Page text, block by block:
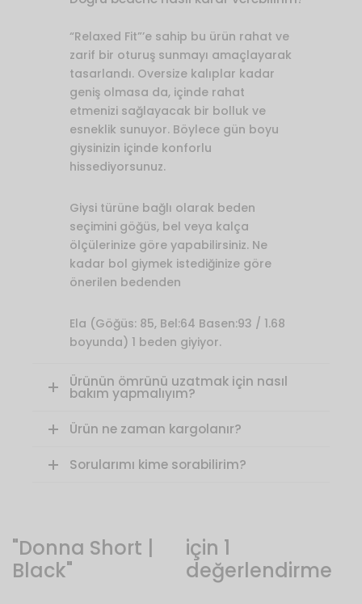
“Relaxed Fit”’e sahip bu ürün rahat ve
zarif bir oturuş sunmayı amaçlayarak
tasarlandı. Oversize kalıplar kadar
geniş olmasa da, içinde rahat
etmenizi sağlayacak bir bolluk ve
esneklik sunuyor. Böylece gün boyu
giysinizin içinde konforlu
hissediyorsunuz.
Giysi türüne bağlı olarak beden
seçimini göğüs, bel veya kalça
ölçülerinize göre yapabilirsiniz. Ne
kadar bol giymek istediğinize göre
önerilen bedenden
Ela (Göğüs: 85, Bel:64 Basen:93 / 1.68
boyunda) 1 beden giyiyor.
Ürünün ömrünü uzatmak için nasıl
bakım yapmalıyım?
Ürün ne zaman kargolanır?
Sorularımı kime sorabilirim?
Donna Short |
Black
için 1
değerlendirme